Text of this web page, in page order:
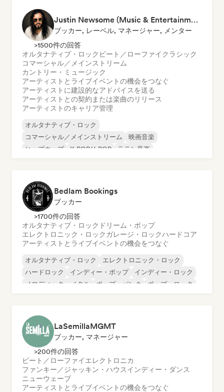
Justin Newsome (Music & Entertainment Executive | A&R, Artist Development & Partnerships | Applied AI & Systems Strategy)
ブッカー, レーベル, マネージャー, メンター
>1500件の回答
オルタナティブ・ロック ビート／ローファイクラシック
コマーシャル／メインストリーム
カントリー・ミュージック
アーティストとライブイベントの機会をつなぐ
アーティストに建設的なアドバイスを送る
アーティストとの契約または楽曲のリリース
アーティストのキャリア管理
オルタナティブ・ロック
コマーシャル／メインストリーム
映画音楽
ヒップホップ
K-POP/J-POP
ラテン音楽
Bedlam Bookings
ブッカー
>1700件の回答
オルタナティブ・ロック ドリーム・ポップ
エレクトロニック・ロックガレージ・ロックハードコア
アーティストとライブイベントの機会をつなぐ
オルタナティブ・ロック
エレクトロニック・ロック
ハードロック
インディー・ポップ
インディー・ロック
メロディック・メタル
ポップ・パンク ポップ・ロック
LaSemillaMGMT
ブッカー, マネージャー
>200件の回答
ビート／ローファイエレクトロニカ
ファンキー／ジャッキン・ハウスインディー・ダンス
ニューウェーブ
アーティストとライブイベントの機会をつなぐ